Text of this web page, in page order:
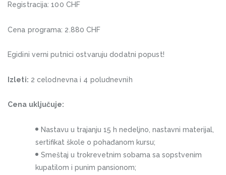
Registracija: 100 CHF
Cena programa: 2.880 CHF
Egidini verni putnici ostvaruju dodatni popust!
Izleti: 2 celodnevna i 4 poludnevnih
Cena uključuje:
Nastavu u trajanju 15 h nedeljno, nastavni materijal,
sertifikat škole o pohađanom kursu;
Smeštaj u trokrevetnim sobama sa sopstvenim
kupatilom i punim pansionom;